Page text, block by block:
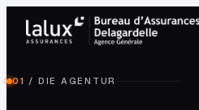
01 / DIE AGENTUR